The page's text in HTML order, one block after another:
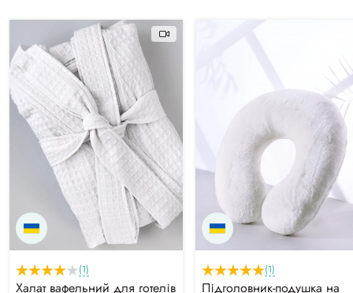
(1)
Халат вафельний для готелів
(1)
Підголовник-подушка на